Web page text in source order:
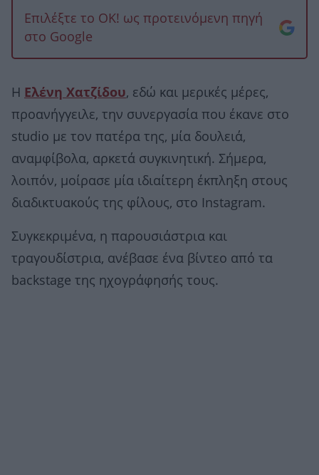
Επιλέξτε το OK! ως προτεινόμενη πηγή
στο Google
Η Ελένη Χατζίδου, εδώ και μερικές μέρες,
προανήγγειλε, την συνεργασία που έκανε στο
studio με τον πατέρα της, μία δουλειά,
αναμφίβολα, αρκετά συγκινητική. Σήμερα,
λοιπόν, μοίρασε μία ιδιαίτερη έκπληξη στους
διαδικτυακούς της φίλους, στο Instagram.
Συγκεκριμένα, η παρουσιάστρια και
τραγουδίστρια, ανέβασε ένα βίντεο από τα
backstage της ηχογράφησής τους.